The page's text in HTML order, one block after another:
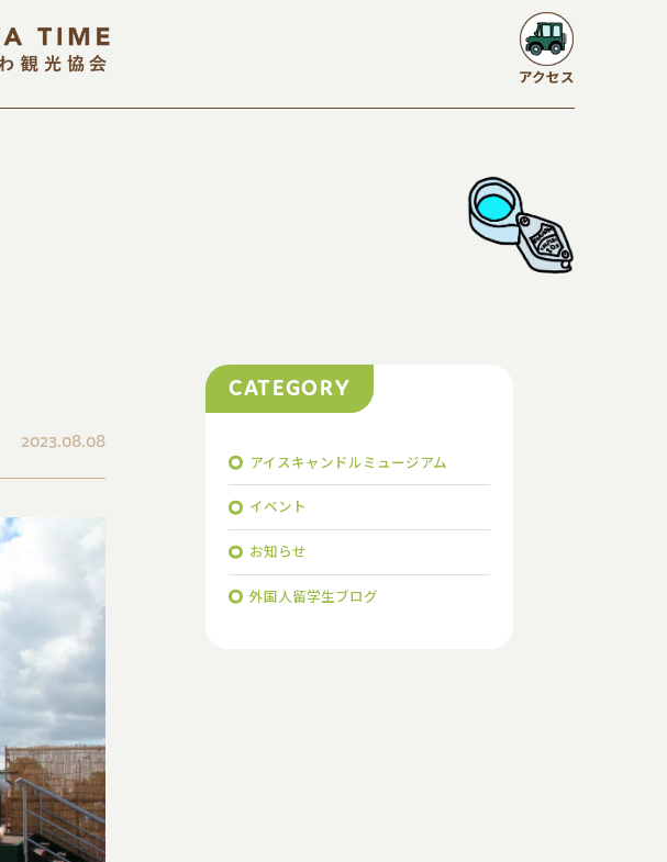
アクセス
2023.08.08
CATEGORY
アイスキャンドルミュージアム
イベント
お知らせ
外国人留学生ブログ